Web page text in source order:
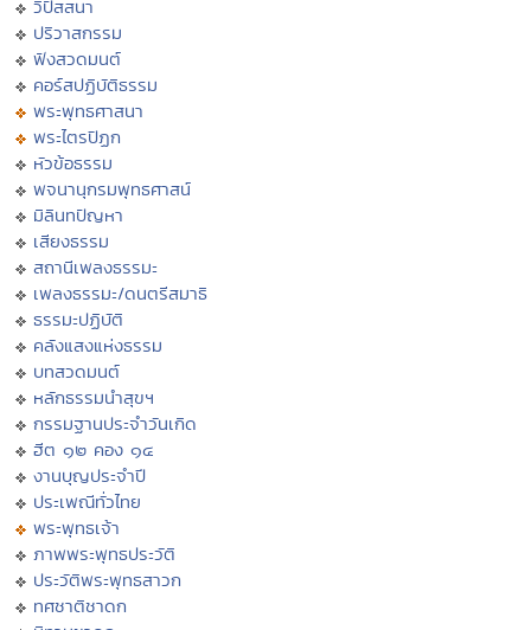
วิปัสสนา
ปริวาสกรรม
ฟังสวดมนต์
คอร์สปฏิบัติธรรม
พระพุทธศาสนา
พระไตรปิฏก
หัวข้อธรรม
พจนานุกรมพุทธศาสน์
มิลินทปัญหา
เสียงธรรม
สถานีเพลงธรรมะ
เพลงธรรมะ/ดนตรีสมาธิ
ธรรมะปฏิบัติ
คลังแสงแห่งธรรม
บทสวดมนต์
หลักธรรมนำสุขฯ
กรรมฐานประจำวันเกิด
ฮีต ๑๒ คอง ๑๔
งานบุญประจำปี
ประเพณีทั่วไทย
พระพุทธเจ้า
ภาพพระพุทธประวัติ
ประวัติพระพุทธสาวก
ทศชาติชาดก